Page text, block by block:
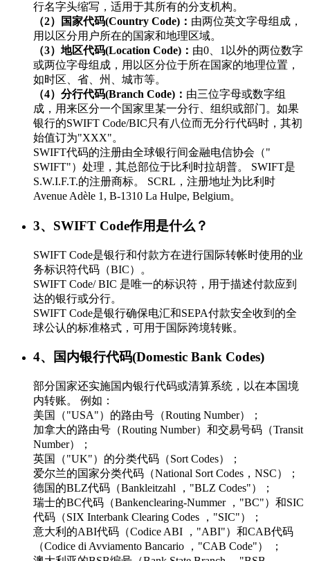
行名字头缩写，适用于其所有的分支机构。
（2）国家代码(Country Code)： 由两位英文字母组成，
用以区分用户所在的国家和地理区域。
（3）地区代码(Location Code)： 由0、1以外的两位数字
或两位字母组成，用以区分位于所在国家的地理位置，
如时区、省、州、城市等。
（4）分行代码(Branch Code)： 由三位字母或数字组
成，用来区分一个国家里某一分行、组织或部门。如果
银行的SWIFT Code/BIC只有八位而无分行代码时，其初
始值订为"XXX"。
SWIFT代码的注册由全球银行间金融电信协会（"
SWIFT"）处理，其总部位于比利时拉胡普。 SWIFT是
S.W.I.F.T.的注册商标。 SCRL，注册地址为比利时
Avenue Adèle 1, B-1310 La Hulpe, Belgium。
3、SWIFT Code作用是什么？
SWIFT Code是银行和付款方在进行国际转帐时使用的业
务标识符代码（BIC）。
SWIFT Code/ BIC 是唯一的标识符，用于描述付款应到
达的银行或分行。
SWIFT Code是银行确保电汇和SEPA付款安全收到的全
球公认的标准格式，可用于国际跨境转账。
4、国内银行代码(Domestic Bank Codes)
部分国家还实施国内银行代码或清算系统，以在本国境
内转账。 例如：
美国（"USA"）的路由号（Routing Number）；
加拿大的路由号（Routing Number）和交易号码（Transit
Number）；
英国（"UK"）的分类代码（Sort Codes）；
爱尔兰的国家分类代码（National Sort Codes，NSC）；
德国的BLZ代码（Bankleitzahl ，"BLZ Codes"）；
瑞士的BC代码（Bankenclearing-Nummer ，"BC"）和SIC
代码（SIX Interbank Clearing Codes ，"SIC"）；
意大利的ABI代码（Codice ABI ，"ABI"）和CAB代码
（Codice di Avviamento Bancario ，"CAB Code"） ；